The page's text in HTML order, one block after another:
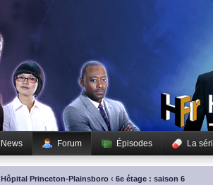
News Forum Épisodes La
Hôpital Princeton-Plainsboro ‹ 6e étage : saison 6